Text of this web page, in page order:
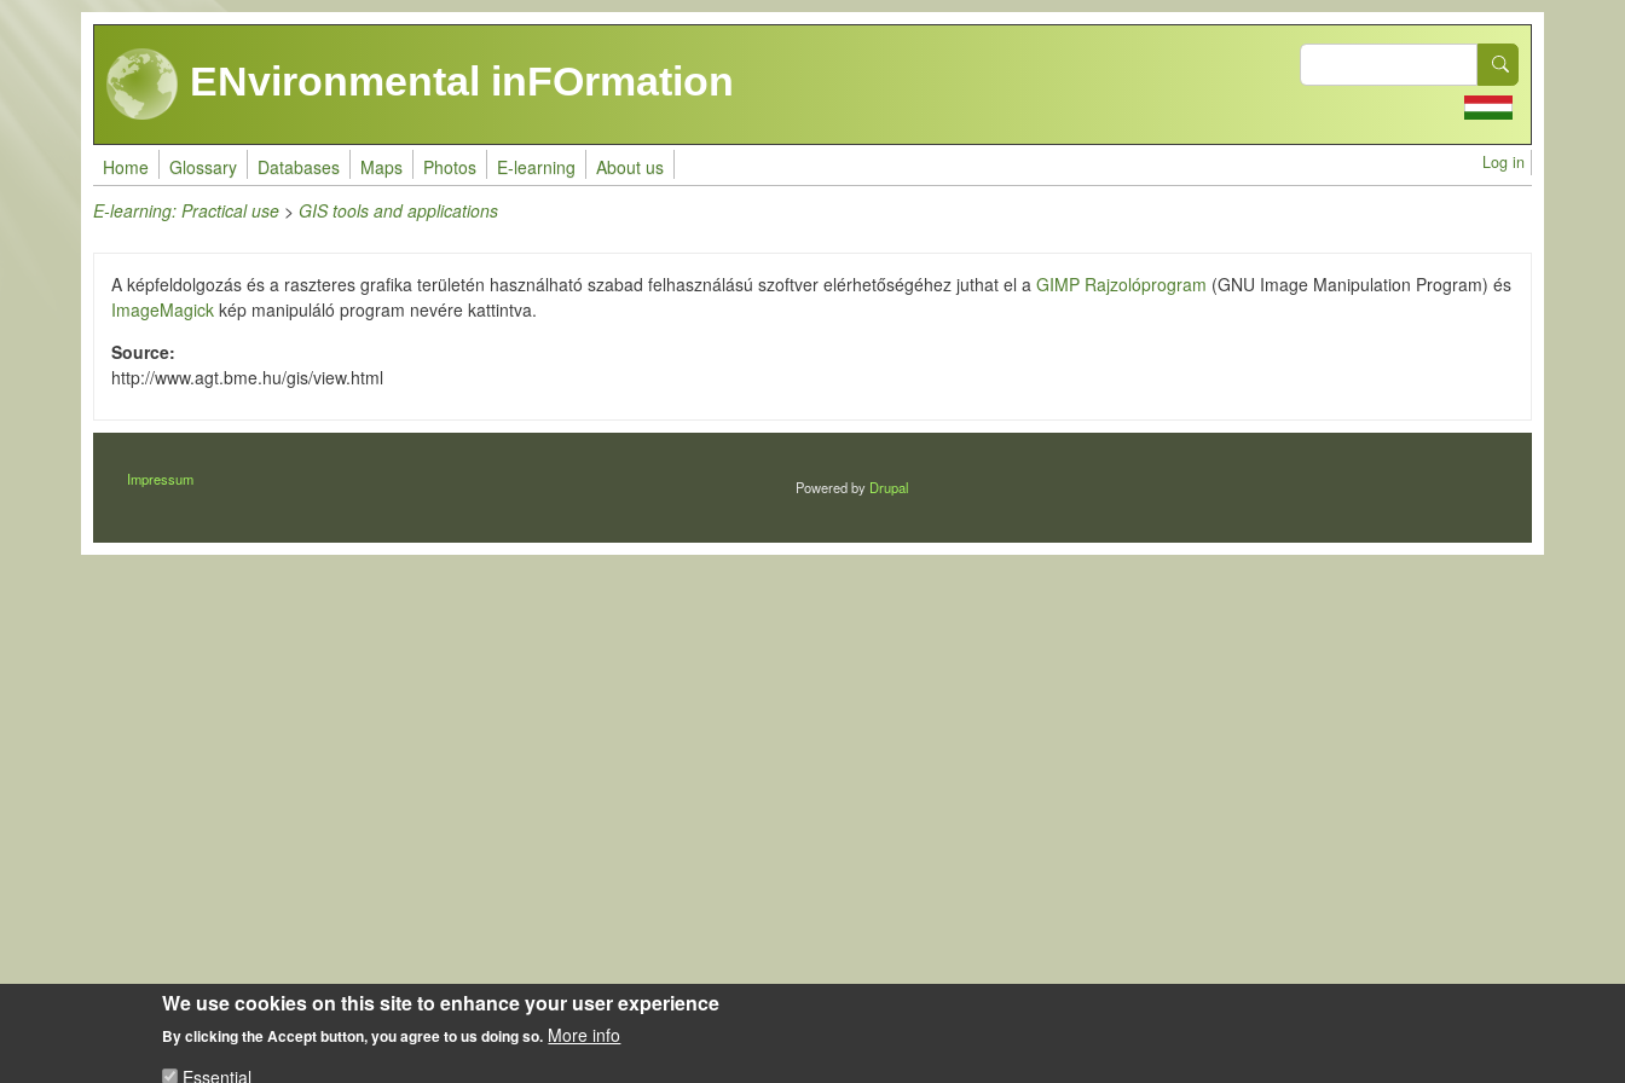
Skip to main content
ENvironmental inFOrmation
Search
Home Glossary Databases Maps Photos E-learning About us User
Log in
E-learning: Practical use >GIS tools and applications
A képfeldolgozás és a raszteres grafika területén használható szabad felhasználású szoftver elérhetőségéhez juthat el aGIMP Rajzolóprogram (GNU Image Manipulation Program) és
ImageMagick kép manipuláló program nevére kattintva.
Source
http://www.agt.bme.hu/gis/view.html
LÁBLÉC
Impressum Powered by Drupal
We use cookies on this site to enhance your user experience
By clicking the Accept button, you agree to us doing so. More info
Essential